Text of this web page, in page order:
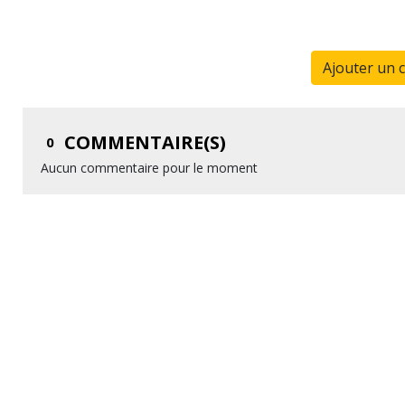
Ajouter un
0 COMMENTAIRE(S)
Aucun commentaire pour le moment